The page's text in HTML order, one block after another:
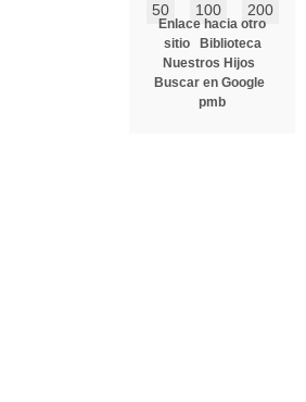
50
100 200
Enlace hacia otro
sitio
Biblioteca
Nuestros Hijos
Buscar en Google
pmb